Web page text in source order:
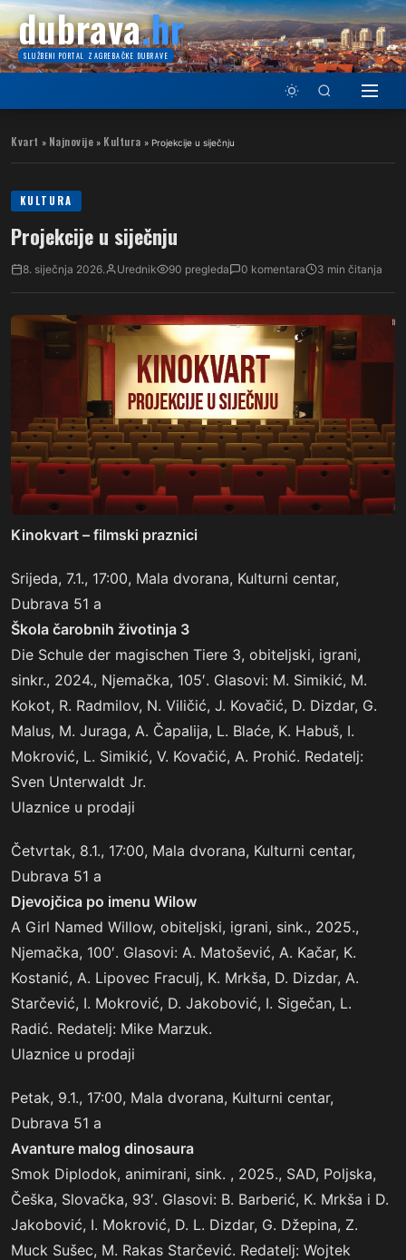
dubrava.hr
SLUŽBENI PORTAL ZAGREBAČKE DUBRAVE
Kvart » Najnovije » Kultura » Projekcije u siječnju
KULTURA
Projekcije u siječnju
8. siječnja 2026. Urednik 90 pregleda 0 komentara 3 min čitanja
Kinokvart – filmski praznici
Srijeda, 7.1., 17:00, Mala dvorana, Kulturni centar,
Dubrava 51 a
Škola čarobnih životinja 3
Die Schule der magischen Tiere 3, obiteljski, igrani,
sinkr., 2024., Njemačka, 105′. Glasovi: M. Simikić, M.
Kokot, R. Radmilov, N. Viličić, J. Kovačić, D. Dizdar, G.
Malus, M. Juraga, A. Čapalija, L. Blaće, K. Habuš, I.
Mokrović, L. Simikić, V. Kovačić, A. Prohić. Redatelj:
Sven Unterwaldt Jr.
Ulaznice u prodaji
Četvrtak, 8.1., 17:00, Mala dvorana, Kulturni centar,
Dubrava 51 a
Djevojčica po imenu Wilow
A Girl Named Willow, obiteljski, igrani, sink., 2025.,
Njemačka, 100′. Glasovi: A. Matošević, A. Kačar, K.
Kostanić, A. Lipovec Fraculj, K. Mrkša, D. Dizdar, A.
Starčević, I. Mokrović, D. Jakobović, I. Sigečan, L.
Radić. Redatelj: Mike Marzuk.
Ulaznice u prodaji
Petak, 9.1., 17:00, Mala dvorana, Kulturni centar,
Dubrava 51 a
Avanture malog dinosaura
Smok Diplodok, animirani, sink. , 2025., SAD, Poljska,
Češka, Slovačka, 93′. Glasovi: B. Barberić, K. Mrkša i D.
Jakobović, I. Mokrović, D. L. Dizdar, G. Džepina, Z.
Muck Sušec, M. Rakas Starčević. Redatelj: Wojtek